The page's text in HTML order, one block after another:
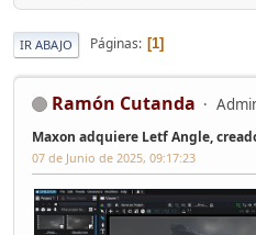
IR ABAJO Páginas 1
Ramón Cutanda
Maxon adquiere Letf Angle,
07 de Junio de 2025, 09:17:23